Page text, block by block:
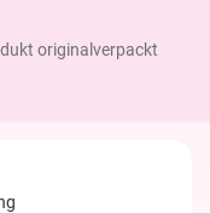
originalverpackt